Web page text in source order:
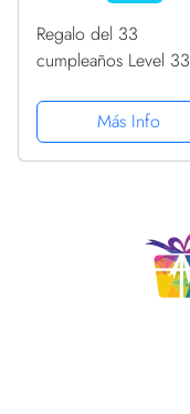
Regalo del 33
cumpleaños Level 33
1988 Sudadera con
Capucha
Más Info